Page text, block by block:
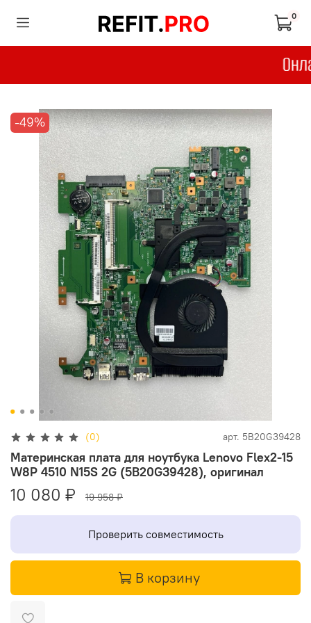
0
-49%
(0) арт. 5B20G39428
Материнская плата для ноутбука Lenovo Flex2-15
W8P 4510 N15S 2G (5B20G39428), оригинал
10 080 ₽ 19 958 ₽
Проверить совместимость
В корзину